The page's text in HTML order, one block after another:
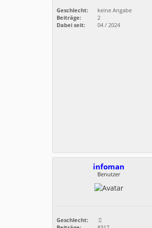
Geschlecht:
keine Angabe
Beiträge:
2
Dabei seit:
04 / 2024
infoman
Benutzer
Geschlecht: